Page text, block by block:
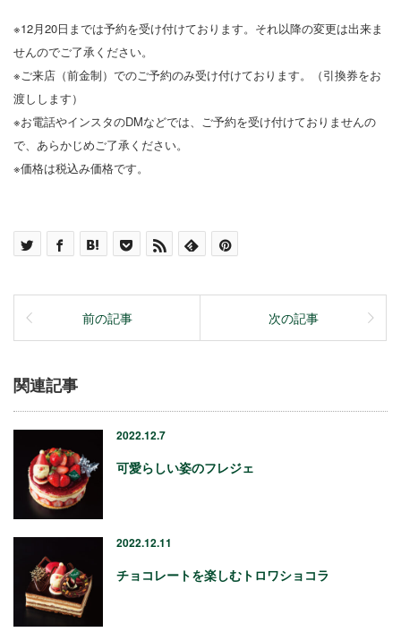
※12月20日までは予約を受け付けております。それ以降の変更は出来ま
せんのでご了承ください。
※ご来店（前金制）でのご予約のみ受け付けております。（引換券をお
渡しします）
※お電話やインスタのDMなどでは、ご予約を受け付けておりませんの
で、あらかじめご了承ください。
※価格は税込み価格です。
前の記事 次の記事
関連記事
2022.12.7
可愛らしい姿のフレジェ
2022.12.11
チョコレートを楽しむトロワショコラ